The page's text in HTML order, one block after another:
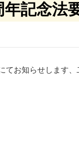
記念法
てお知らせします